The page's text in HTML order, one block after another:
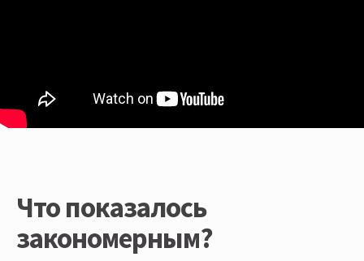
Что показалось
закономерным?